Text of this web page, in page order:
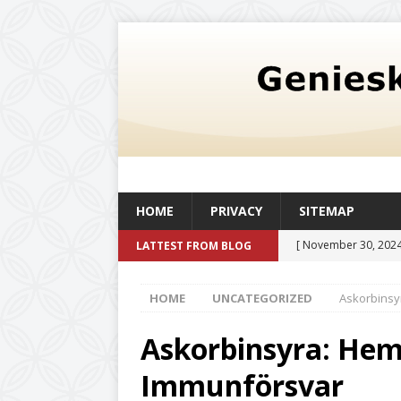
HOME PRIVACY SITEMAP
LATTEST FROM BLOG [ November 30,
och livskvalitet
[ August 6, 2026 ]
[ July 20, 2026 ]
HOME UNCATEGORIZED
Askorbinsyra:
Immunförsvar